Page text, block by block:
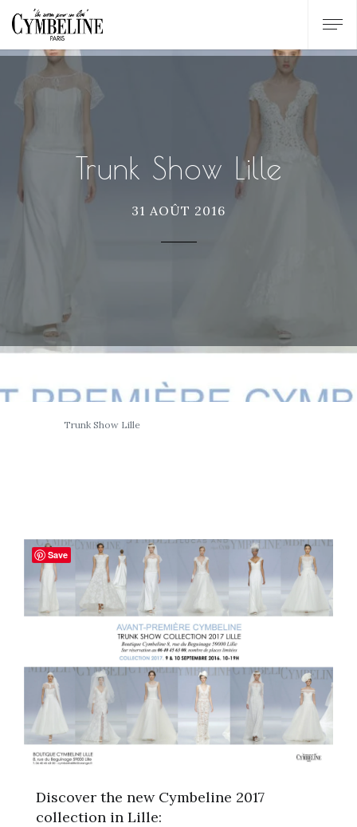
Trunk Show Lille
31 AOÛT 2016
Trunk Show Lille
Discover the new Cymbeline 2017
collection in Lille:
Save